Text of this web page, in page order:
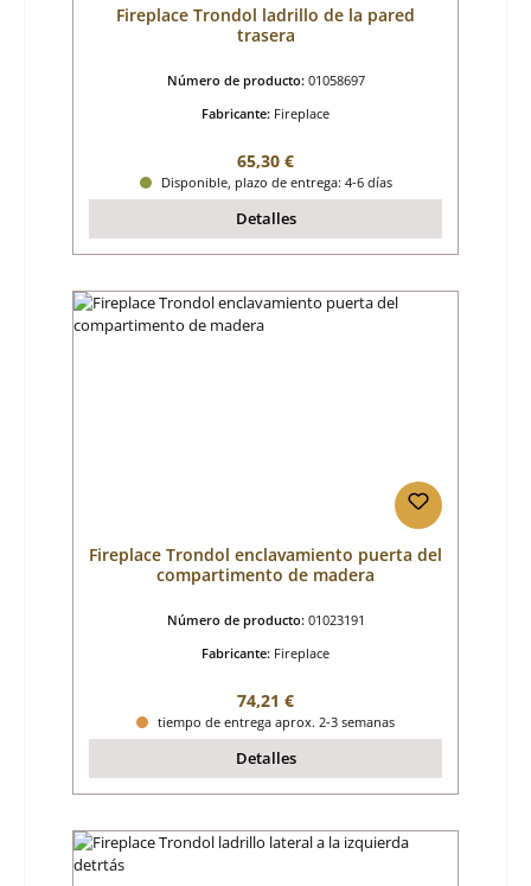
Fireplace Trondol ladrillo de la pared
trasera
Número de producto: 01058697
Fabricante: Fireplace
Precio normal:
65,30 €
Disponible, plazo de entrega: 4-6 días
Detalles
Fireplace Trondol enclavamiento puerta del
compartimento de madera
Número de producto: 01023191
Fabricante: Fireplace
Precio normal:
74,21 €
tiempo de entrega aprox. 2-3 semanas
Detalles